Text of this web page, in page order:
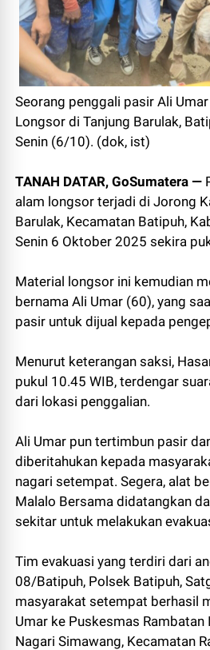
Seorang penggali pasir Ali
Longsor di Tanjung Barulak,
Senin (6/10). (dok, ist)
TANAH DATAR, GoSumatera —
alam longsor terjadi di Jorong
Barulak, Kecamatan Batipuh,
Senin 6 Oktober 2025 sekira
Material longsor ini kemudian
bernama Ali Umar (60), yang
pasir untuk dijual kepada
Menurut keterangan saksi,
pukul 10.45 WIB, terdengar
dari lokasi penggalian.
Ali Umar pun tertimbun pasir
diberitahukan kepada
nagari setempat. Segera, alat
Malalo Bersama didatangkan
sekitar untuk melakukan
Tim evakuasi yang terdiri dari
08/Batipuh, Polsek Batipuh,
masyarakat setempat berhasil
Umar ke Puskesmas
Nagari Simawang, Kecamatan